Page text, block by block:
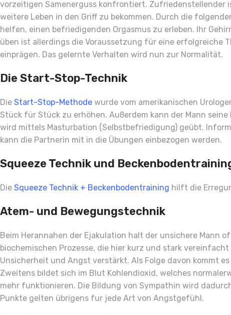
vorzeitigen Samenerguss konfrontiert. Zufriedenstellender
weitere Leben in den Griff zu bekommen. Durch die
helfen, einen befriedigenden Orgasmus zu erleben. Ihr
üben ist allerdings die Voraussetzung für eine erfolgreiche
einprägen. Das gelernte Verhalten wird nun zur Normalität.
Die Start-Stop-Technik
Die Start-Stop-Methode wurde vom amerikanischen
Stück für Stück zu erhöhen. Außerdem kann der Mann
wird mittels Masturbation (Selbstbefriedigung) geübt.
kann die Partnerin mit in die Übungen einbezogen werden.
Squeeze Technik und
Die Squeeze Technik + Beckenbodentraining hilft die
Atem- und Bewegungstechnik
Beim Herannahen der Ejakulation halt der unsichere Mann
biochemischen Prozesse, die hier kurz und stark
Unsicherheit und Angst verstärkt. Als Folge davon kommt
Zweitens bildet sich im Blut Kohlendioxid, welches
mehr funktionieren. Die Bildung von Sympathin wird
Punkte gelten übrigens fur jede Art von Angstgefühl.